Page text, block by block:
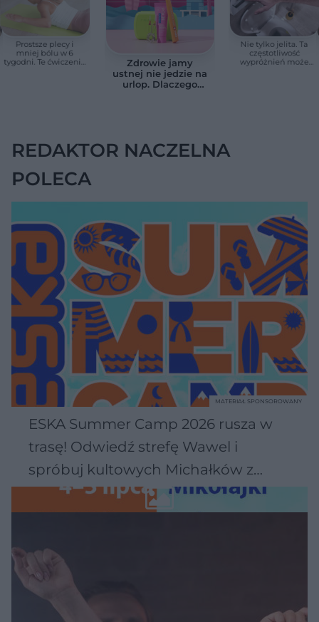
Prostsze plecy i
mniej bólu w 6
tygodni. Te ćwiczenia
Zdrowie jamy
ustnej nie jedzie na
urlop. Dlaczego
Nie tylko jelita. Ta
częstotliwość
wypróżnień może
REDAKTOR NACZELNA
POLECA
ESKA Summer Camp 2026 rusza w
trasę! Odwiedź strefę Wawel i
spróbuj kultowych Michałków z
Wawelu
MATERIAŁ SPONSOROWANY